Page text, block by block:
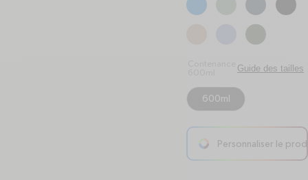
Guide des tailles
600ml
Personnaliser le
arrow-right